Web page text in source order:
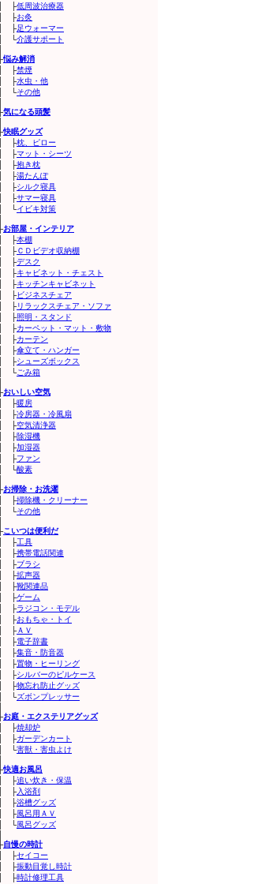
│ ├低周波治療器
│ ├お灸
│ ├足ウォーマー
│ └介護サポート
├悩み解消
│ ├禁煙
│ ├水虫・他
│ └その他
├気になる頭髪
├快眠グッズ
│ ├枕、ピロー
│ ├マット・シーツ
│ ├抱き枕
│ ├湯たんぽ
│ ├シルク寝具
│ ├サマー寝具
│ └イビキ対策
├お部屋・インテリア
│ ├本棚
│ ├ＣＤビデオ収納棚
│ ├デスク
│ ├キャビネット・チェスト
│ ├キッチンキャビネット
│ ├ビジネスチェア
│ ├リラックスチェア・ソファ
│ ├照明・スタンド
│ ├カーペット・マット・敷物
│ ├カーテン
│ ├傘立て・ハンガー
│ ├シューズボックス
│ └ごみ箱
├おいしい空気
│ ├暖房
│ ├冷房器・冷風扇
│ ├空気清浄器
│ ├除湿機
│ ├加湿器
│ ├ファン
│ └酸素
├お掃除・お洗濯
│ ├掃除機・クリーナー
│ └その他
├こいつは便利だ
│ ├工具
│ ├携帯電話関連
│ ├ブラシ
│ ├拡声器
│ ├靴関連品
│ ├ゲーム
│ ├ラジコン・モデル
│ ├おもちゃ・トイ
│ ├ＡＶ
│ ├電子辞書
│ ├集音・防音器
│ ├置物・ヒーリング
│ ├シルバーのピルケース
│ ├物忘れ防止グッズ
│ └ズボンプレッサー
├お庭・エクステリアグッズ
│ ├焼却炉
│ ├ガーデンカート
│ └害獣・害虫よけ
├快適お風呂
│ ├追い炊き・保温
│ ├入浴剤
│ ├浴槽グッズ
│ ├風呂用ＡＶ
│ └風呂グッズ
├自慢の時計
│ ├セイコー
│ ├振動目覚し時計
│ ├時計修理工具